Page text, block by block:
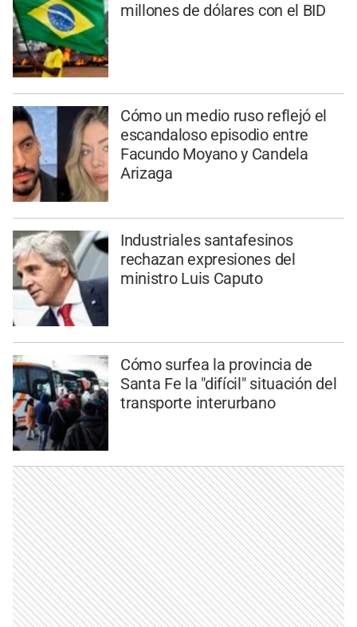
millones de dólares con el BID
Cómo un medio ruso reflejó el
escandaloso episodio entre
Facundo Moyano y Candela
Arizaga
Industriales santafesinos
rechazan expresiones del
ministro Luis Caputo
Cómo surfea la provincia de
Santa Fe la "difícil" situación del
transporte interurbano